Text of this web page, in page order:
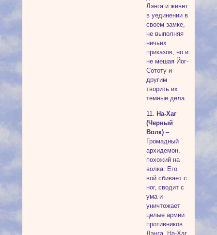
Лэнга и живет
в уединении в
своем замке,
не выполняя
ничьих
приказов, но и
не мешая Йог-
Сототу и
другим
творить их
темные дела.
11. На-Хаг
(Черный
Волк)–
Громадный
архидемон,
похожий на
волка. Его
вой сбивает с
ног, сводит с
ума и
уничтожает
целые армии
противников
Лэнга. На-Хаг